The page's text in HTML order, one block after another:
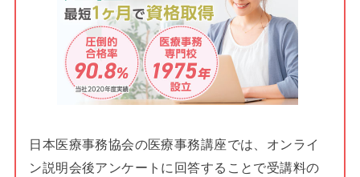
日本医療事務協会の医療事務講座では、オンライ
ン説明会後アンケートに回答することで受講料の